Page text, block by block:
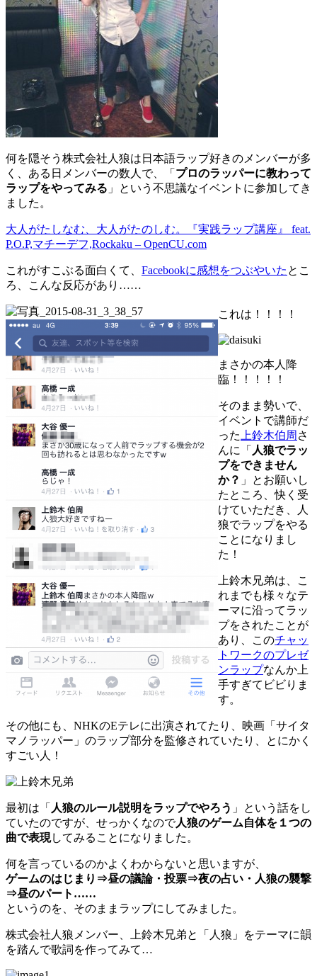
何を隠そう株式会社人狼は日本語ラップ好きのメンバーが多
く、ある日メンバーの数人で、「 プロのラッパーに教わって
ラップをやってみる 」という不思議なイベントに参加してき
ました。
大人がたしなむ、大人がたのしむ。『実践ラップ講座』 feat.
P.O.P,マチーデフ,Rockaku – OpenCU.com
これがすこぶる面白くて、 Facebookに感想をつぶやいた とこ
ろ、こんな反応があり……
これは！！！！
まさかの本人降
臨！！！！！
そのまま勢いで、
イベントで講師だ
った上鈴木伯周 さ
んに「 人狼でラッ
プをできません
か？ 」とお願いし
たところ、快く受
けていただき、人
狼でラップをやる
ことになりまし
た！
上鈴木兄弟は、こ
れまでも様々なテ
ーマに沿ってラッ
プをされたことが
あり、このチャッ
トワークのプレゼ
ンラップなんか上
手すぎてビビりま
す。
その他にも、NHKのEテレに出演されてたり、映画「サイタ
マノラッパー」のラップ部分を監修されていたり、とにかく
すごい人！
最初は「 人狼のルール説明をラップでやろう 」という話をし
ていたのですが、せっかくなので人狼のゲーム自体を１つの
曲で表現してみることになりました。
何を言っているのかよくわからないと思いますが、
ゲームのはじまり⇒昼の議論・投票⇒夜の占い・人狼の襲撃
⇒昼のパート……
というのを、そのままラップにしてみました。
株式会社人狼メンバー、上鈴木兄弟と「人狼」をテーマに韻
を踏んで歌詞を作ってみて…